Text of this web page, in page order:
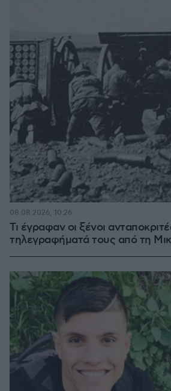
Τι έγραφαν οι ξένοι
τηλεγραφήματά τους από τη
08.08.2026, 10:26